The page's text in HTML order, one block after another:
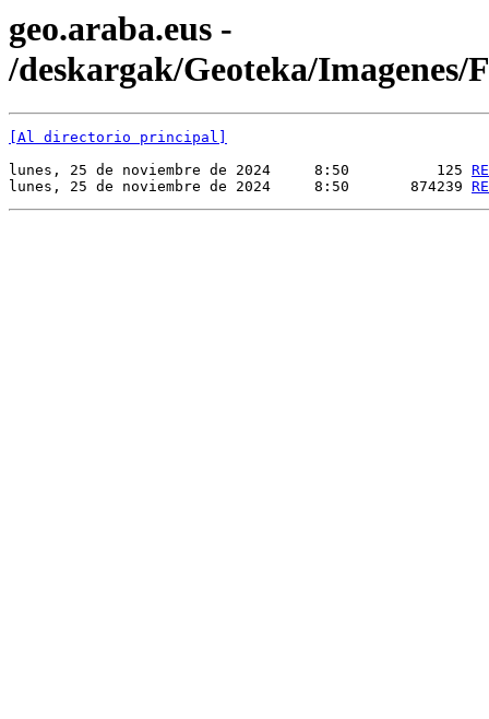
geo.araba.eus -
/deskargak/Geoteka/Imagenes/
[Al directorio principal]
lunes, 25 de noviembre de 2024     8:50          125
lunes, 25 de noviembre de 2024     8:50       874239